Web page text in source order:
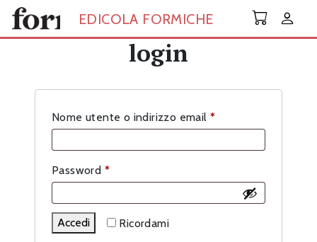
Skip to main content
EDICOLA FORMICHE
login
Nome utente o indirizzo email *Richiesto
Password *Richiesto
Ricordami
Accedi